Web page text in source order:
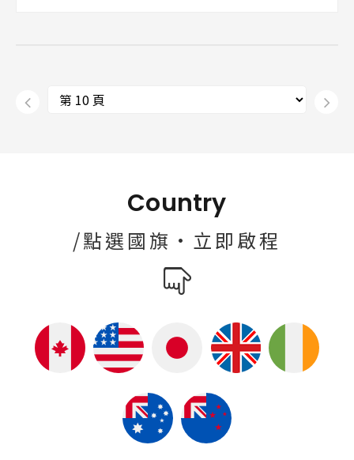
Country
/點選國旗·立即啟程